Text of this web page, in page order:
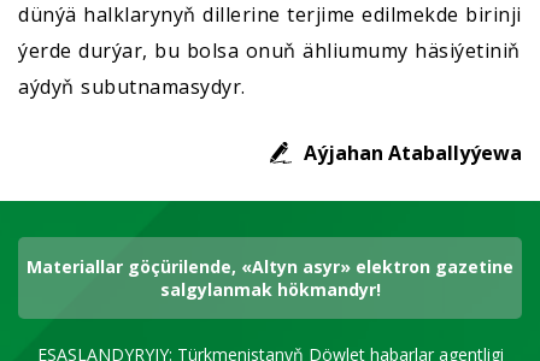
dünýä halklarynyň dillerine terjime edilmekde birinji
ýerde durýar, bu bolsa onuň ähliumumy häsiýetiniň
aýdyň subutnamasydyr.
Aýjahan Ataballyýewa
Materiallar göçürilende, «Altyn asyr» elektron gazetine
salgylanmak hökmandyr!
ESASLANDYRYJY: Türkmenistanyň Döwlet habarlar agentligi